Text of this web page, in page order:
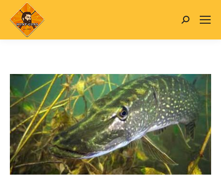
Search: